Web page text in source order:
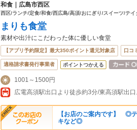
和食｜広島市西区
西区/ランチ/定食/和食/西広島/高須/おにぎり/スイーツ/テイ
まりも食堂
素材や出汁にこだわった体に優しい食堂
【アプリ予約限定】最大350ポイント還元対象店 口コ
適格請求書発行事業者 ポイントつかえる
1001～1500円
【お店のご案内です】 ◎
キなど◎